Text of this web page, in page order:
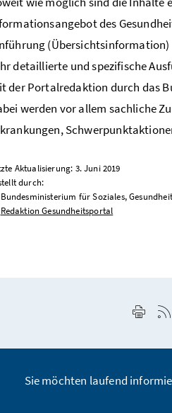
des
detaillierte und spezifische
der Portalredaktion durch das
werden vor allem sachliche
Aktualisierung: 3. Juni 2019
durch:
Bundesministerium für Soziales,
Redaktion Gesundheitsportal
Sie möchten laufend